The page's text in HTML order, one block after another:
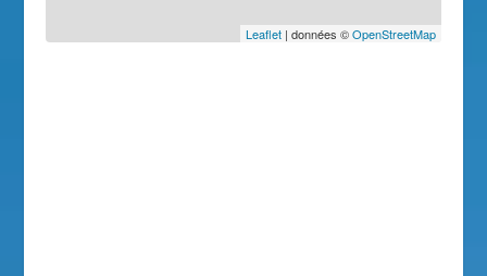
Leaflet| données ©OpenStreetMap